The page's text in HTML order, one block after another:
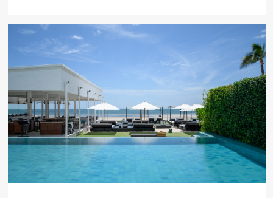
about
ชัวร์
สเตย์
บาย
เบส
เวส
เทิร์น
ดิ
ไอ
โค
นิค